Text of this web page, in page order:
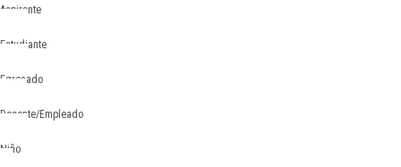
Aspirante
Estudiante
Egresado
Docente/Empleado
Niño